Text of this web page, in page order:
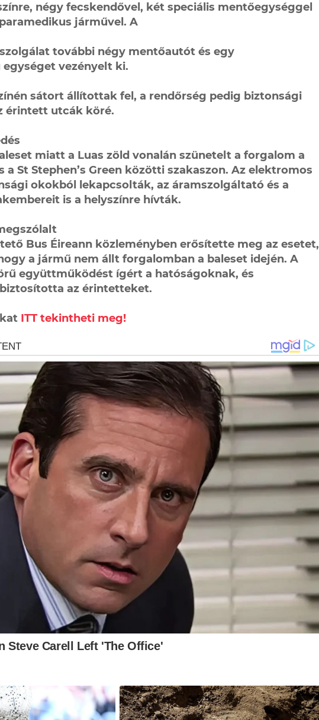
négy fecskendővel, két speciális mentőegységgel
járművel. A
további négy mentőautót és egy
vezényelt ki.
sátort állítottak fel, a rendőrség pedig biztonsági
érintett utcák köré.
miatt a Luas zöld vonalán szünetelt a forgalom a
a St Stephen’s Green közötti szakaszon. Az elektromos
okokból lekapcsolták, az áramszolgáltató és a
is a helyszínre hívták.
Bus Éireann közleményben erősítette meg az esetet,
a jármű nem állt forgalomban a baleset idején. A
együttműködést ígért a hatóságoknak, és
az érintetteket.
ITT tekintheti meg!